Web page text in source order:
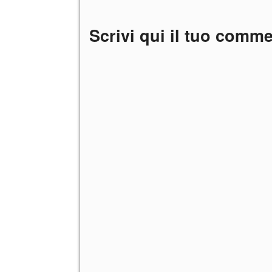
Scrivi qui il tuo